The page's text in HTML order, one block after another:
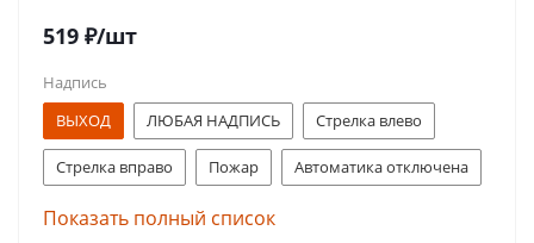
519 ₽/шт
Надпись
ВЫХОД
ЛЮБАЯ НАДПИСЬ Стрелка влево
Стрелка вправо Пожар Автоматика отключена
Газ! Уходи! Порошок! Не входи!
Показать полный список